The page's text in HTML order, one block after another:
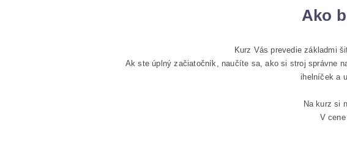
Ako
Kurz Vás prevedie základmi
Ak ste úplný začiatočník, naučíte sa, ako si stroj správne
ihelníček a
Na kurz si
V